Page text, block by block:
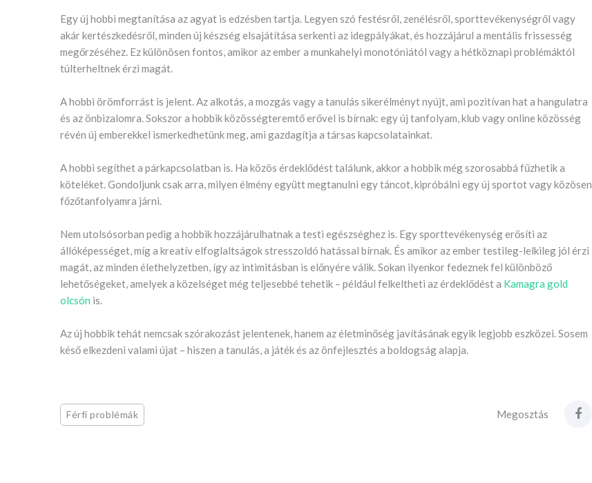
Egy új hobbi megtanítása az agyat is edzésben tartja. Legyen szó festésről, zenélésről, sporttevékenységről vagy
akár kertészkedésről, minden új készség elsajátítása serkenti az idegpályákat, és hozzájárul a mentális frissesség
megőrzéséhez. Ez különösen fontos, amikor az ember a munkahelyi monotóniától vagy a hétköznapi problémáktól
túlterheltnek érzi magát.
A hobbi örömforrást is jelent. Az alkotás, a mozgás vagy a tanulás sikerélményt nyújt, ami pozitívan hat a hangulatra
és az önbizalomra. Sokszor a hobbik közösségteremtő erővel is bírnak: egy új tanfolyam, klub vagy online közösség
révén új emberekkel ismerkedhetünk meg, ami gazdagítja a társas kapcsolatainkat.
A hobbi segíthet a párkapcsolatban is. Ha közös érdeklődést találunk, akkor a hobbik még szorosabbá fűzhetik a
köteléket. Gondoljunk csak arra, milyen élmény együtt megtanulni egy táncot, kipróbálni egy új sportot vagy közösen
főzőtanfolyamra járni.
Nem utolsósorban pedig a hobbik hozzájárulhatnak a testi egészséghez is. Egy sporttevékenység erősíti az
állóképességet, míg a kreatív elfoglaltságok stresszoldó hatással bírnak. És amikor az ember testileg-lelkileg jól érzi
magát, az minden élethelyzetben, így az intimitásban is előnyére válik. Sokan ilyenkor fedeznek fel különböző
lehetőségeket, amelyek a közelséget még teljesebbé tehetik – például felkeltheti az érdeklődést a Kamagra gold
olcsón is.
Az új hobbik tehát nemcsak szórakozást jelentenek, hanem az életminőség javításának egyik legjobb eszközei. Sosem
késő elkezdeni valami újat – hiszen a tanulás, a játék és az önfejlesztés a boldogság alapja.
Férfi problémák Megosztás